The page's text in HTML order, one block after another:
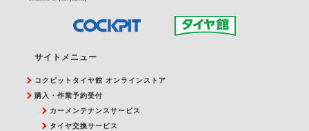
サイトメニュー
コクピットタイヤ館 オンラインストア
購入・作業予約受付
カーメンテナンスサービス
タイヤ交換サービス